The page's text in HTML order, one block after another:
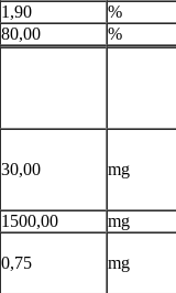
1,90
%
80,00 %
30,00 mg
1500,00
mg
0,75 mg